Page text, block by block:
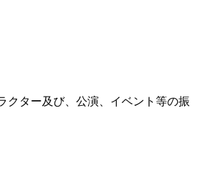
ター及び、公演、イベント等の振